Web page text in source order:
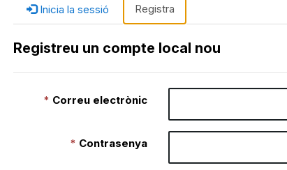
Inicia la sessió Registra
Registreu un compte local nou
Correu electrònic
Contrasenya